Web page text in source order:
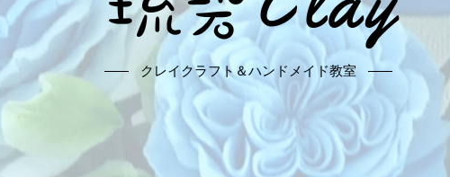
クレイクラフト＆ハンドメイド教室